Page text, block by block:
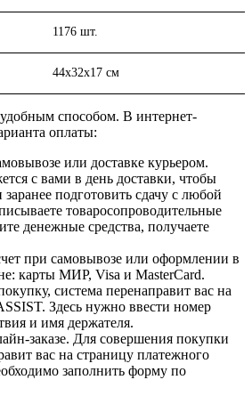
1176 шт.
44x32x17 см
способом. В интернет-
оплаты:
или доставке курьером.
с вами в день доставки, чтобы
подготовить сдачу с любой
товаросопроводительные
денежные средства, получаете
при самовывозе или оформлении в
карты МИР, Visa и MasterCard.
система перенаправит вас на
Здесь нужно ввести номер
и имя держателя.
заказе. Для совершения покупки
вас на страницу платежного
заполнить форму по